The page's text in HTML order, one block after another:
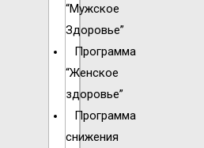
“Мужское
Здоровье”
Программа
“Женское
здоровье”
Программа
снижения